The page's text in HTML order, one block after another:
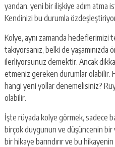
yandan, yeni bir ilişkiye adım atma
Kendinizi bu durumla
Kolye, aynı zamanda hedeflerimizi
takıyorsanız, belki de
ilerliyorsunuz demektir. Ancak
etmeniz gereken durumlar olabilir.
hangi yeni yollar denemelisiniz?
olabilir.
İşte rüyada kolye görmek, sadece
birçok duygunun ve düşüncenin bir
bir hikaye barındırır ve bu